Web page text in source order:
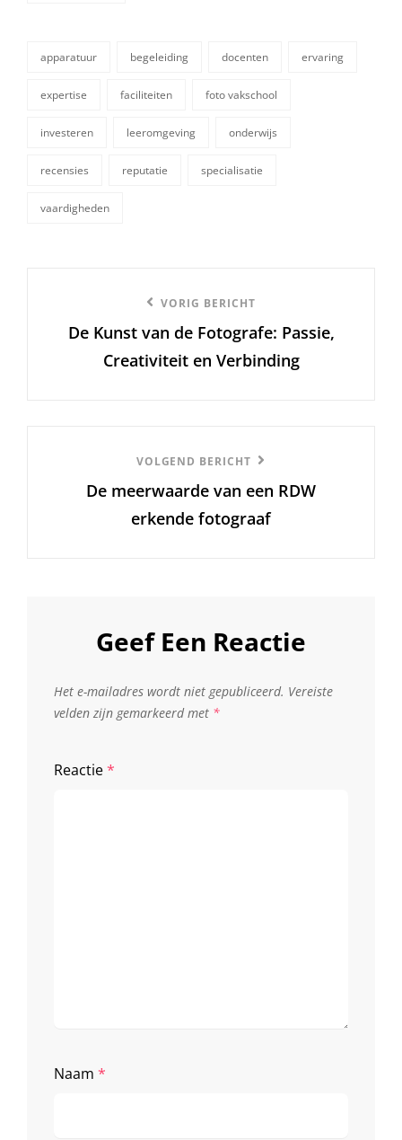
apparatuur begeleiding docenten ervaring
expertise faciliteiten foto vakschool
investeren leeromgeving onderwijs
recensies reputatie specialisatie
vaardigheden
bericht
VORIG BERICHT
De Kunst van de Fotografe: Passie,
Creativiteit en Verbinding
Bericht
VOLGEND BERICHT
De meerwaarde van een RDW
erkende fotograaf
Geef Een Reactie
Het e-mailadres wordt niet gepubliceerd. Vereiste
velden zijn gemarkeerd met *
Reactie*
Naam *